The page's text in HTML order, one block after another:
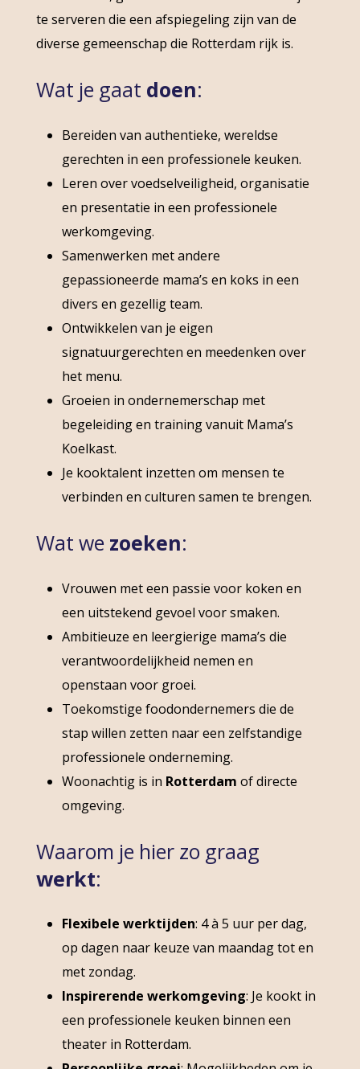
te serveren die een afspiegeling zijn van de
diverse gemeenschap die Rotterdam rijk is.
Wat je gaat doen:
Bereiden van authentieke, wereldse
gerechten in een professionele keuken.
Leren over voedselveiligheid, organisatie
en presentatie in een professionele
werkomgeving.
Samenwerken met andere
gepassioneerde mama’s en koks in een
divers en gezellig team.
Ontwikkelen van je eigen
signatuurgerechten en meedenken over
het menu.
Groeien in ondernemerschap met
begeleiding en training vanuit Mama’s
Koelkast.
Je kooktalent inzetten om mensen te
verbinden en culturen samen te brengen.
Wat we zoeken:
Vrouwen met een passie voor koken en
een uitstekend gevoel voor smaken.
Ambitieuze en leergierige mama’s die
verantwoordelijkheid nemen en
openstaan voor groei.
Toekomstige foodondernemers die de
stap willen zetten naar een zelfstandige
professionele onderneming.
Woonachtig is in Rotterdam of directe
omgeving.
Waarom je hier zo graag
werkt:
Flexibele werktijden: 4 à 5 uur per dag,
op dagen naar keuze van maandag tot en
met zondag.
Inspirerende werkomgeving: Je kookt in
een professionele keuken binnen een
theater in Rotterdam.